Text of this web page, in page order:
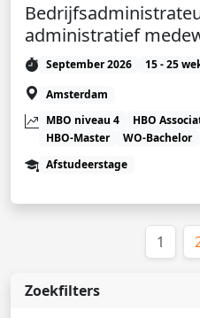
Zoekfilters
administratief
September 2026 15 - 25
Amsterdam
MBO niveau 4
HBO
HBO-Master
WO-Bachelor
Afstudeerstage
1